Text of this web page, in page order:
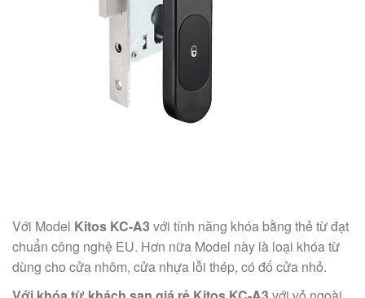
Với Model Kitos KC-A3với tính năng khóa bằng thẻ từ đạt
chuẩn công nghệ EU. Hơn nữa Model này là loại khóa từ
dùng cho cửa nhôm, cửa nhựa lỗi thép, có đố cửa nhỏ.